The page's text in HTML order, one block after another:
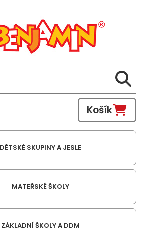
Košík
DĚTSKÉ SKUPINY A JESLE
MATEŘSKÉ ŠKOLY
ZÁKLADNÍ ŠKOLY A DDM